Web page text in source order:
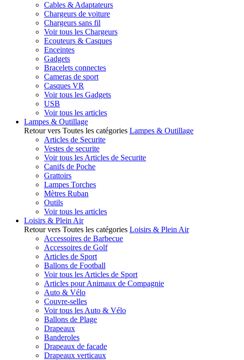
Cables & Adaptateurs
Chargeurs de voiture
Chargeurs sans fil
Voir tous les Chargeurs
Ecouteurs & Casques
Enceintes
Gadgets
Bracelets connectes
Cameras de sport
Casques VR
Voir tous les Gadgets
USB
Voir tous les articles
Lampes & Outillage
Retour vers Toutes les catégories Lampes & Outillage
Articles de Securite
Vestes de securite
Voir tous les Articles de Securite
Canifs de Poche
Grattoirs
Lampes Torches
Mètres Ruban
Outils
Voir tous les articles
Loisirs & Plein Air
Retour vers Toutes les catégories Loisirs & Plein Air
Accessoires de Barbecue
Accessoires de Golf
Articles de Sport
Ballons de Football
Voir tous les Articles de Sport
Articles pour Animaux de Compagnie
Auto & Vélo
Couvre-selles
Voir tous les Auto & Vélo
Ballons de Plage
Drapeaux
Banderoles
Drapeaux de facade
Drapeaux verticaux